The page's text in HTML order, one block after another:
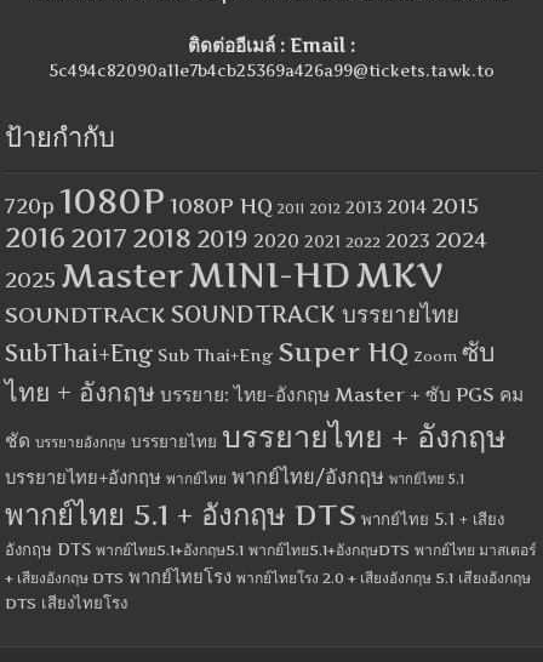
ติดต่ออีเมล์ : Email :
5c494c82090a11e7b4cb25369a426a99@tickets.tawk.to
ป้ายกำกับ
720p 1080P 1080P HQ 2011 2012 2013 2014 2015
2016 2017 2018 2019 2020 2021 2022 2023 2024
2025 MasterMINI-HDMKV
SOUNDTRACK SOUNDTRACK บรรยายไทย
SubThai+Eng Sub Thai+Eng Super HQ Zoom ซับ
ไทย + อังกฤษ บรรยาย: ไทย-อังกฤษ Master + ซับ PGS คม
ชัด บรรยายอังกฤษ บรรยายไทย บรรยายไทย + อังกฤษ
บรรยายไทย+อังกฤษ พากย์ไทย พากย์ไทย/อังกฤษ พากย์ไทย 5.1
พากย์ไทย 5.1 + อังกฤษ DTS พากย์ไทย 5.1 + เสียง
อังกฤษ DTS พากย์ไทย5.1+อังกฤษ5.1 พากย์ไทย5.1+อังกฤษDTS พากย์ไทย มาสเตอร์
+ เสียงอังกฤษ DTS พากย์ไทยโรง พากย์ไทยโรง 2.0 + เสียงอังกฤษ 5.1 เสียงอังกฤษ
DTS เสียงไทยโรง